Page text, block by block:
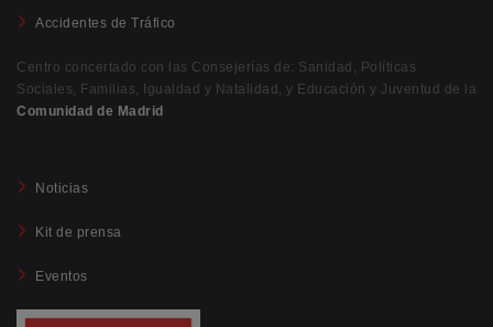
Accidentes de Tráfico
Centro concertado con las Consejerías de: Sanidad, Políticas
Sociales, Familias, Igualdad y Natalidad, y Educación y Juventud de la
Comunidad de Madrid
Noticias
Kit de prensa
Eventos